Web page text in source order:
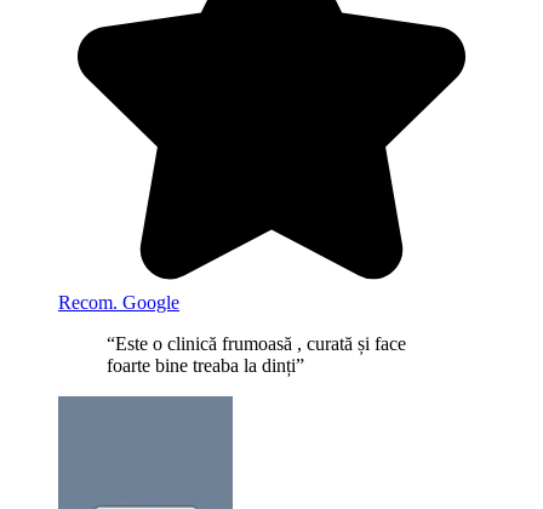
Recom. Google
“Este o clinică frumoasă , curată și face
foarte bine treaba la dinți”